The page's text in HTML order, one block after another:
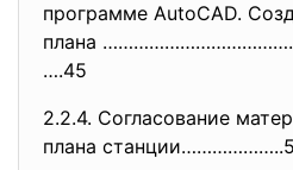
программе АutoCAD.
плана
….45
2.2.4. Согласование
плана